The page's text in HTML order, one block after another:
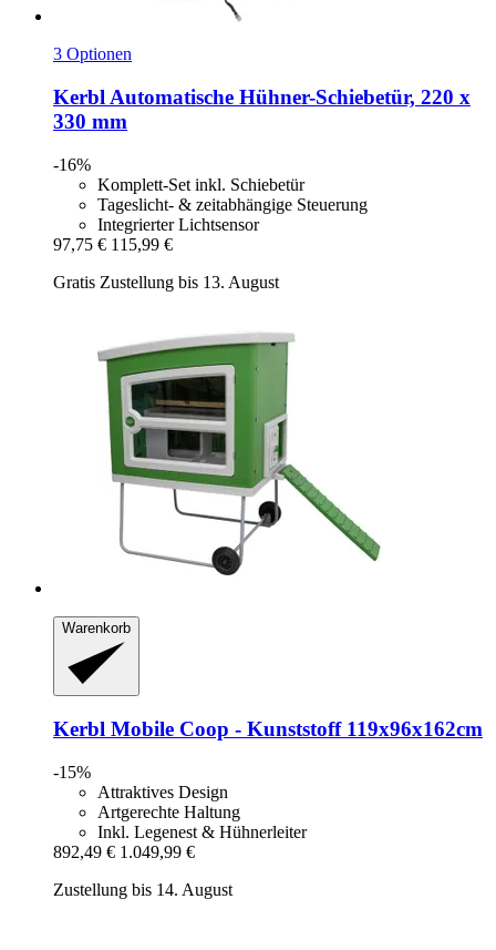
3 Optionen
Kerbl Automatische Hühner-​Schiebetür, 220 x
330 mm
-16%
Komplett-Set inkl. Schiebetür
Tageslicht- & zeitabhängige Steuerung
Integrierter Lichtsensor
97,75 € 115,99 €
Gratis Zustellung bis 13. August
Warenkorb
Kerbl Mobile Coop -​ Kunststoff 119x96x162cm
-15%
Attraktives Design
Artgerechte Haltung
Inkl. Legenest & Hühnerleiter
892,49 € 1.049,99 €
Zustellung bis 14. August